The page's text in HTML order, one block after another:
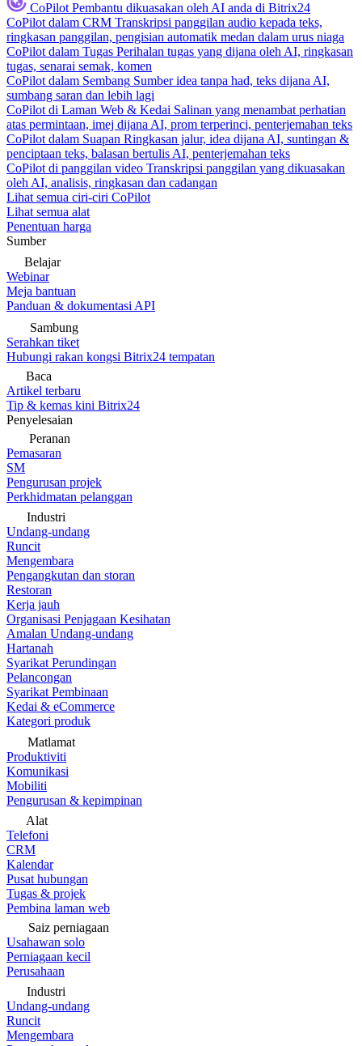
CoPilot Pembantu dikuasakan oleh AI anda di Bitrix24
CoPilot dalam CRM Transkripsi panggilan audio kepada teks,
ringkasan panggilan, pengisian automatik medan dalam urus niaga
CoPilot dalam Tugas Perihalan tugas yang dijana oleh AI, ringkasan
tugas, senarai semak, komen
CoPilot dalam Sembang Sumber idea tanpa had, teks dijana AI,
sumbang saran dan lebih lagi
CoPilot di Laman Web & Kedai Salinan yang menambat perhatian
atas permintaan, imej dijana AI, prom terperinci, penterjemahan teks
CoPilot dalam Suapan Ringkasan jalur, idea dijana AI, suntingan &
penciptaan teks, balasan bertulis AI, penterjemahan teks
CoPilot di panggilan video Transkripsi panggilan yang dikuasakan
oleh AI, analisis, ringkasan dan cadangan
Lihat semua ciri-ciri CoPilot
Lihat semua alat
Penentuan harga
Sumber
Belajar
Webinar
Meja bantuan
Panduan & dokumentasi API
Sambung
Serahkan tiket
Hubungi rakan kongsi Bitrix24 tempatan
Baca
Artikel terbaru
Tip & kemas kini Bitrix24
Penyelesaian
Peranan
Pemasaran
SM
Pengurusan projek
Perkhidmatan pelanggan
Industri
Undang-undang
Runcit
Mengembara
Pengangkutan dan storan
Restoran
Kerja jauh
Organisasi Penjagaan Kesihatan
Amalan Undang-undang
Hartanah
Syarikat Perundingan
Pelancongan
Syarikat Pembinaan
Kedai & eCommerce
Kategori produk
Matlamat
Produktiviti
Komunikasi
Mobiliti
Pengurusan & kepimpinan
Alat
Telefoni
CRM
Kalendar
Pusat hubungan
Tugas & projek
Pembina laman web
Saiz perniagaan
Usahawan solo
Perniagaan kecil
Perusahaan
Industri
Undang-undang
Runcit
Mengembara